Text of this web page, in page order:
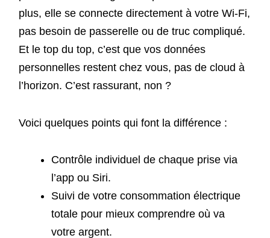
plus, elle se connecte directement à votre Wi-Fi,
pas besoin de passerelle ou de truc compliqué.
Et le top du top, c’est que vos données
personnelles restent chez vous, pas de cloud à
l’horizon. C’est rassurant, non ?
Voici quelques points qui font la différence :
Contrôle individuel de chaque prise via
l’app ou Siri.
Suivi de votre consommation électrique
totale pour mieux comprendre où va
votre argent.